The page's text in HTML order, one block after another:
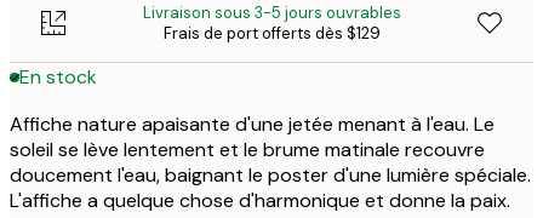
Livraison sous 3-5 jours ouvrables
Frais de port offerts dès $129
En stock
Affiche nature apaisante d'une jetée menant à l'eau. Le
soleil se lève lentement et le brume matinale recouvre
doucement l'eau, baignant le poster d'une lumière spéciale.
L'affiche a quelque chose d'harmonique et donne la paix.